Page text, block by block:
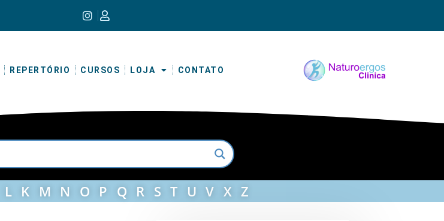
REPERTÓRIO CURSOS LOJA CONTATO
L K M N O P Q R S T U V X Z